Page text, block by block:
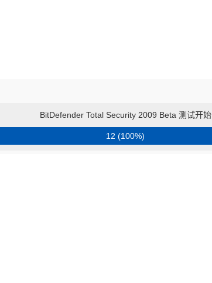
BitDefender Total Security 2009 Beta 测试开始
12 (100%)